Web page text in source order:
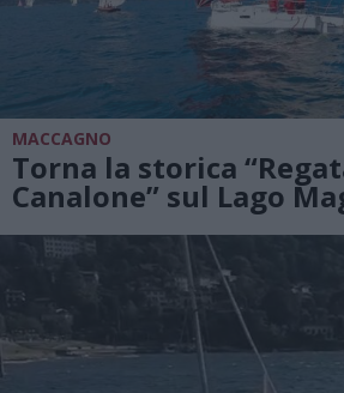
MACCAGNO
Torna la storica
Canalone” sul Lago